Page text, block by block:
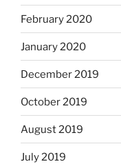
February 2020
January 2020
December 2019
October 2019
August 2019
July 2019